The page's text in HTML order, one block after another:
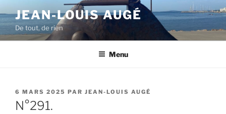
au
contenu
principal
JEAN-LOUIS AUGÉ
De tout, de rien
Menu
PUBLIÉ
LE
6 MARS 2025 PAR JEAN-LOUIS AUGÉ
N°291.